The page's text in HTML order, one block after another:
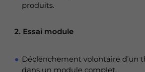
produits.
2. Essai module
Déclenchement volontaire d’un
dans un module complet,